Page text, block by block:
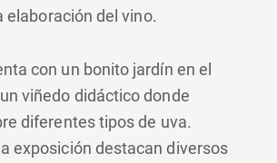
elaboración del vino.
con un bonito jardín en el
viñedo didáctico donde
diferentes tipos de uva.
exposición destacan diversos